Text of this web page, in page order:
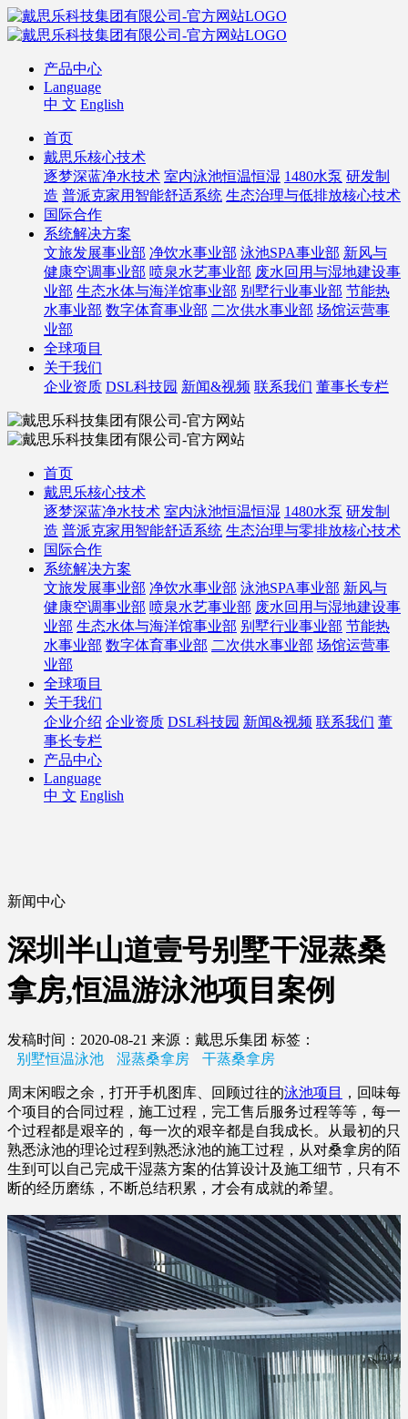
产品中心
Language
中 文 English
首页
戴思乐核心技术
逐梦深蓝净水技术 室内泳池恒温恒湿 1480水泵 研发制
造 普派克家用智能舒适系统 生态治理与低排放核心技术
国际合作
系统解决方案
文旅发展事业部 净饮水事业部 泳池SPA事业部 新风与
健康空调事业部 喷泉水艺事业部 废水回用与湿地建设事
业部 生态水体与海洋馆事业部 别墅行业事业部 节能热
水事业部 数字体育事业部 二次供水事业部 场馆运营事
业部
全球项目
关于我们
企业资质 DSL科技园 新闻&视频 联系我们 董事长专栏
首页
戴思乐核心技术
逐梦深蓝净水技术 室内泳池恒温恒湿 1480水泵 研发制
造 普派克家用智能舒适系统 生态治理与零排放核心技术
国际合作
系统解决方案
文旅发展事业部 净饮水事业部 泳池SPA事业部 新风与
健康空调事业部 喷泉水艺事业部 废水回用与湿地建设事
业部 生态水体与海洋馆事业部 别墅行业事业部 节能热
水事业部 数字体育事业部 二次供水事业部 场馆运营事
业部
全球项目
关于我们
企业介绍 企业资质 DSL科技园 新闻&视频 联系我们 董
事长专栏
产品中心
Language
中 文 English
新闻中心
深圳半山道壹号别墅干湿蒸桑
拿房,恒温游泳池项目案例
发稿时间：2020-08-21 来源：戴思乐集团 标签：
别墅恒温泳池
湿蒸桑拿房 干蒸桑拿房
周末闲暇之余，打开手机图库、回顾过往的泳池项目
，回味每
个项目的合同过程，施工过程，完工售后服务过程等等，每一
个过程都是艰辛的，每一次的艰辛都是自我成长。从最初的只
熟悉泳池的理论过程到熟悉泳池的施工过程，从对桑拿房的陌
生到可以自己完成干湿蒸方案的估算设计及施工细节，只有不
断的经历磨练，不断总结积累，才会有成就的希望。